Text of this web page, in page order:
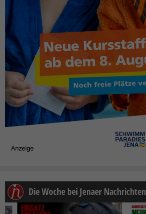
Die Woche bei Jenaer Nachrichten